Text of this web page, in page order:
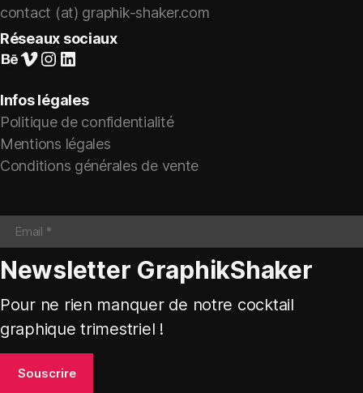
contact (at) graphik-shaker.com
Réseaux sociaux
Suivez-nous sur Behance
Vimeo
Instagram
LinkedIn
Infos légales
Politique de confidentialité
Mentions légales
Conditions générales de vente
Newsletter GraphikShaker
Pour ne rien manquer de notre cocktail
graphique trimestriel !